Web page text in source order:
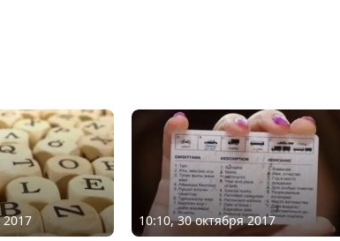
2017 10:10, 30 октября 2017